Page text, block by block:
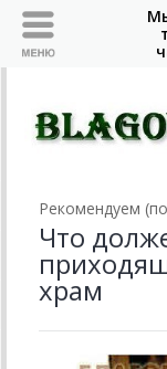
Рекомендуем
Что
храм